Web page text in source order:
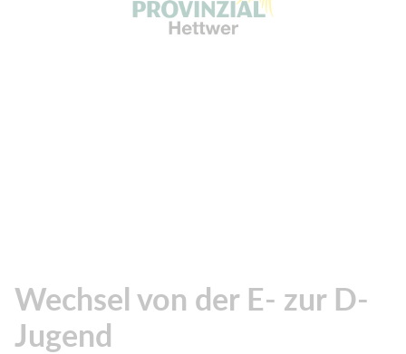
Wechsel von der E- zur D-
Jugend